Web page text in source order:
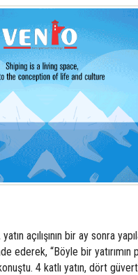
açılışının bir ay sonra
ederek, “Böyle bir yatırımın
4 katlı yatın, dört